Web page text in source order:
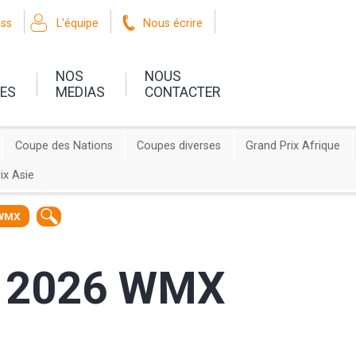
L'équipe Nous écrire
NOS
MEDIAS
NOUS
CONTACTER
Coupe des Nations Coupes diverses Grand Prix Afrique
Asie
WMX